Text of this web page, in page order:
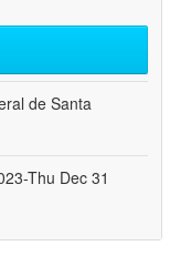
de Santa
Thu Dec 31